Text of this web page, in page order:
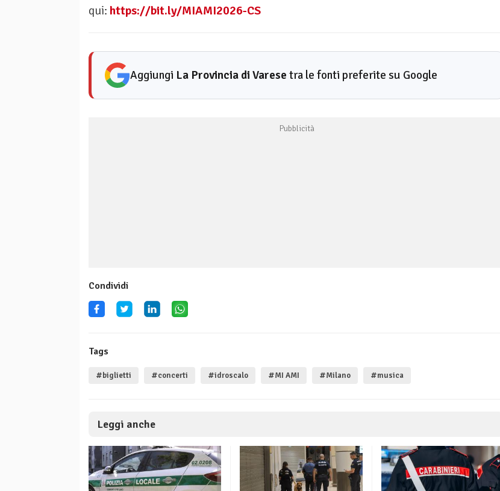
qui: https://bit.ly/MIAMI2026-CS
Aggiungi La Provincia di Varese tra le fonti preferite su Google
Condividi
Tags
#biglietti #concerti #idroscalo #MI AMI #Milano #musica
Leggi anche